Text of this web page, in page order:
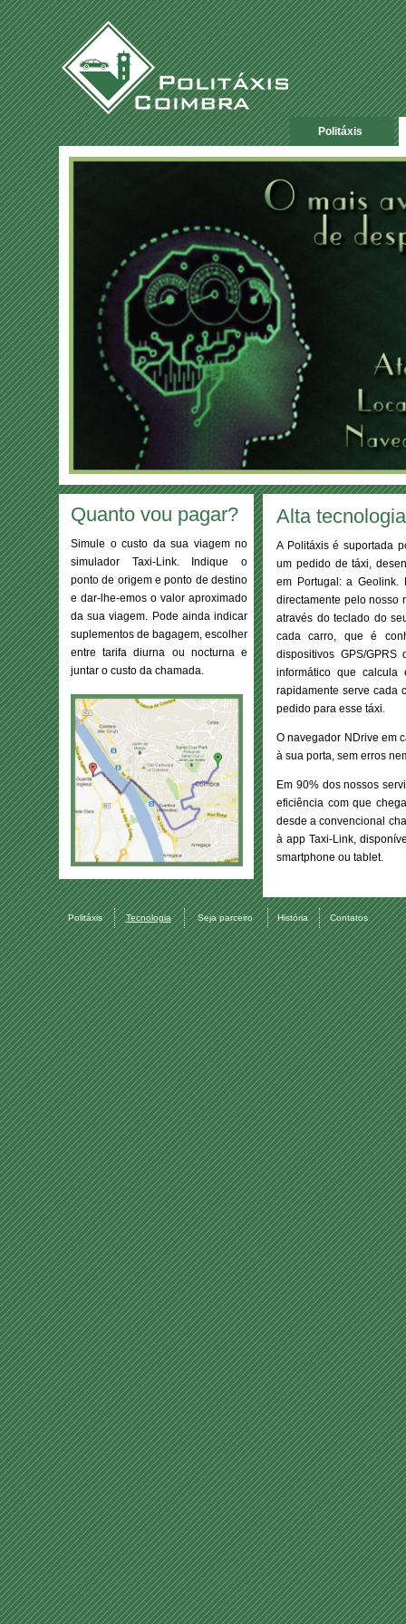
Politáxis
Quanto vou pagar?
Simule o custo da sua viagem no
simulador Taxi-Link. Indique o
ponto de origem e ponto de destino
e dar-lhe-emos o valor aproximado
da sua viagem. Pode ainda indicar
suplementos de bagagem, escolher
entre tarifa diurna ou nocturna e
juntar o custo da chamada.
Alta
A Politáxis é suportada
um pedido de táxi,
em Portugal: a Geolink.
directamente pelo nosso
através do teclado do
cada carro, que é
dispositivos GPS/
informático que
rapidamente serve cada
pedido para esse táxi.
O navegador NDrive em
à sua porta, sem erros
Em 90% dos nossos
eficiência com que
desde a convencional
à app Taxi-Link,
smartphone ou tablet.
Politáxis Tecnologia Seja parceiro História Contatos